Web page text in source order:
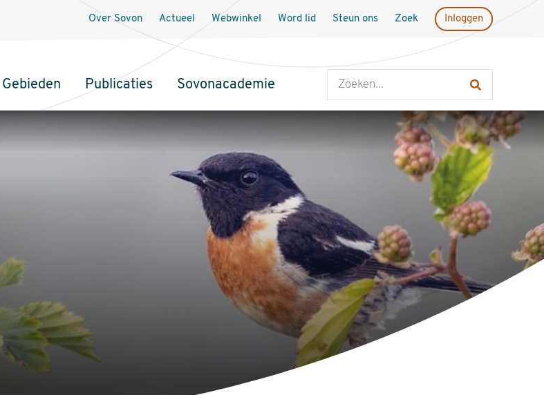
Gebieden Publicaties Sovonacademie
Over Sovon Actueel Webwinkel Word lid Steun ons Zoek Inloggen